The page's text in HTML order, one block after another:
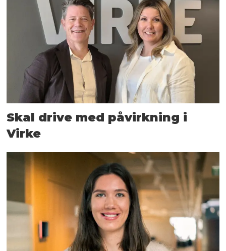
Skal drive med påvirkning i
Virke